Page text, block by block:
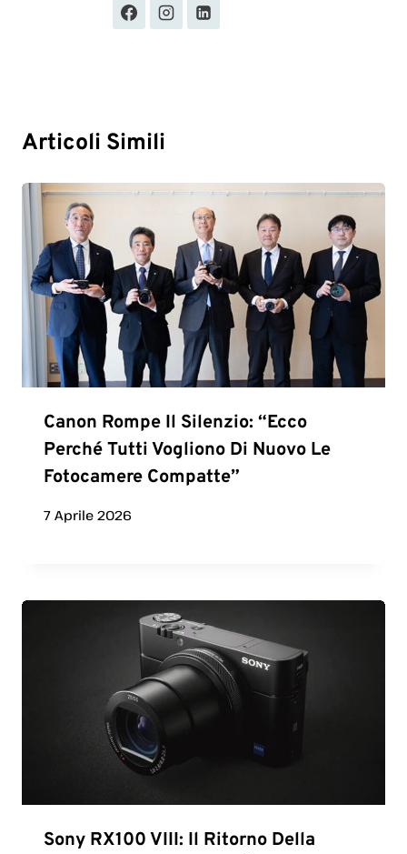
Articoli Simili
Canon Rompe Il Silenzio: “Ecco
Perché Tutti Vogliono Di Nuovo Le
Fotocamere Compatte”
7 Aprile 2026
Sony RX100 VIII: Il Ritorno Della